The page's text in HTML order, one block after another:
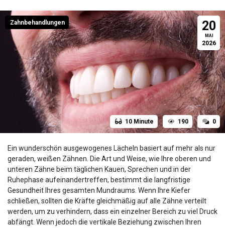
Zahnbehandlungen 20
MAI
2026
10 Minute 190 0
Ein wunderschön ausgewogenes Lächeln basiert auf mehr als nur
geraden, weißen Zähnen. Die Art und Weise, wie Ihre oberen und
unteren Zähne beim täglichen Kauen, Sprechen und in der
Ruhephase aufeinandertreffen, bestimmt die langfristige
Gesundheit Ihres gesamten Mundraums. Wenn Ihre Kiefer
schließen, sollten die Kräfte gleichmäßig auf alle Zähne verteilt
werden, um zu verhindern, dass ein einzelner Bereich zu viel Druck
abfängt. Wenn jedoch die vertikale Beziehung zwischen Ihren